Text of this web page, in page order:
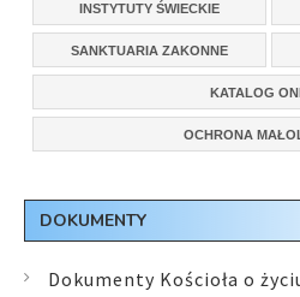
INSTYTUTY ŚWIECKIE
SANKTUARIA ZAKONNE
KATALOG
OCHRONA
DOKUMENTY
Dokumenty Kościoła o